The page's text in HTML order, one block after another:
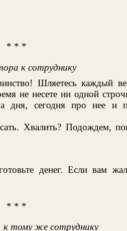
* * *
к сотруднику
Шляетесь каждый
не несете ни одной
дня, сегодня про нее и
Хвалить? Подождем,
денег. Если вам
* * *
тому же сотруднику